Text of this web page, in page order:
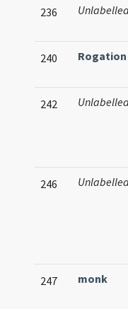
236
240 Rogation
242
246
247 monk